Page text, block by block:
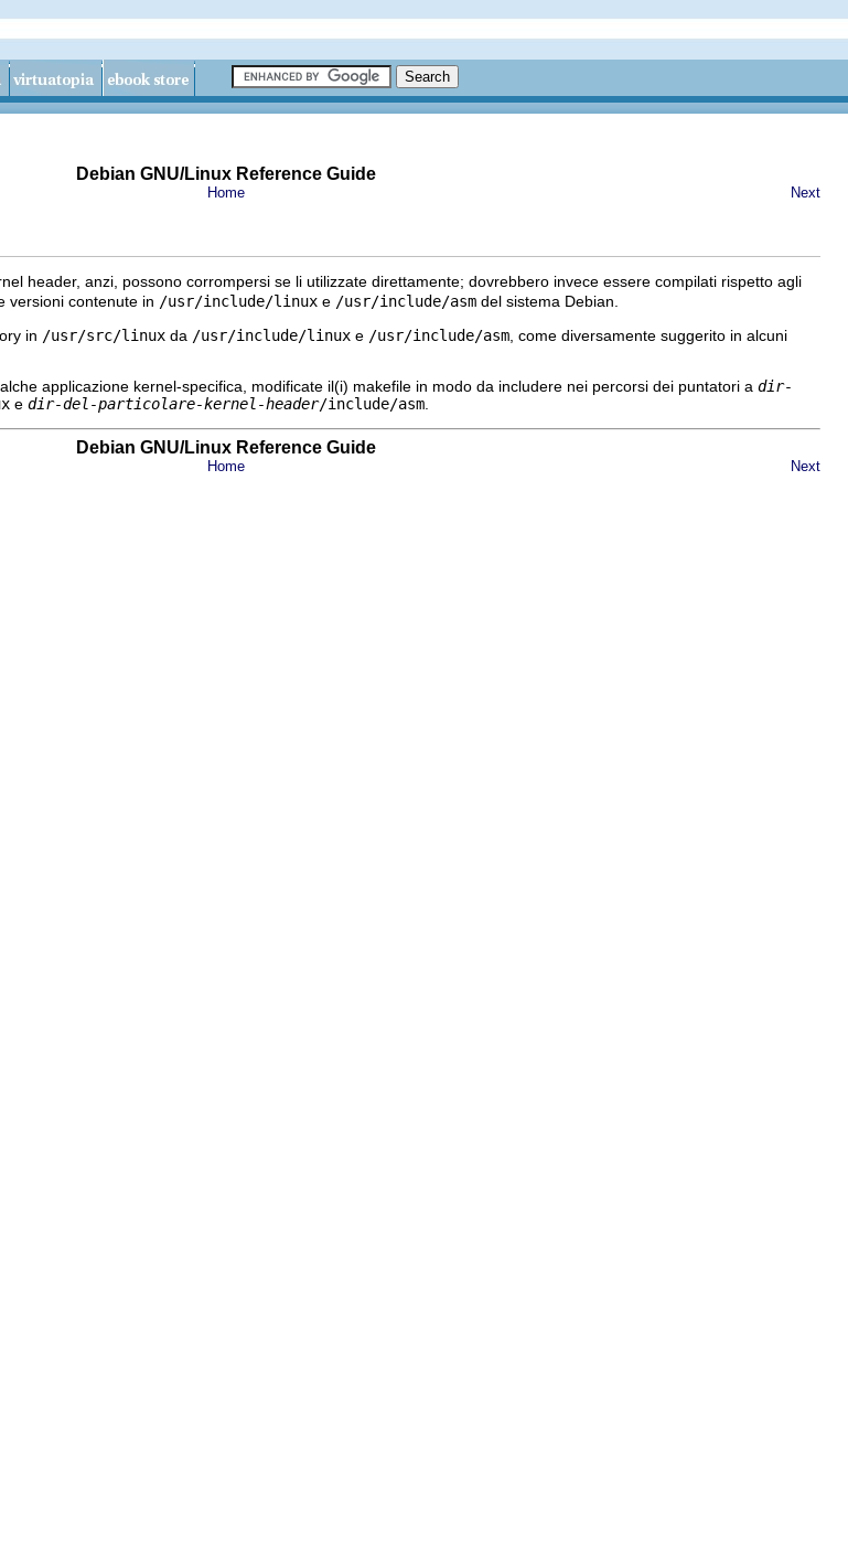
Debian GNU/Linux Reference Guide
Home Next
header, anzi, possono corrompersi se li utilizzate direttamente; dovrebbero invece essere compilati rispetto agli
versioni contenute in /usr/include/linux e /usr/include/asm del sistema Debian.
in /usr/src/linux da /usr/include/linux e /usr/include/asm , come diversamente suggerito in alcuni
applicazione kernel-specifica, modificate il(i) makefile in modo da includere nei percorsi dei puntatori a dir-
e dir-del-particolare-kernel-header/include/asm
Debian GNU/Linux Reference Guide
Home Next